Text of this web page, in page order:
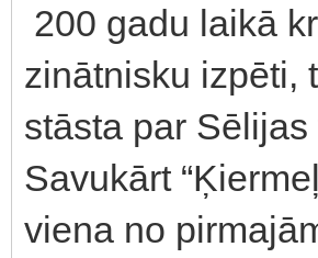
200 gadu laikā
zinātnisku izpēti,
stāsta par
Savukārt
viena no